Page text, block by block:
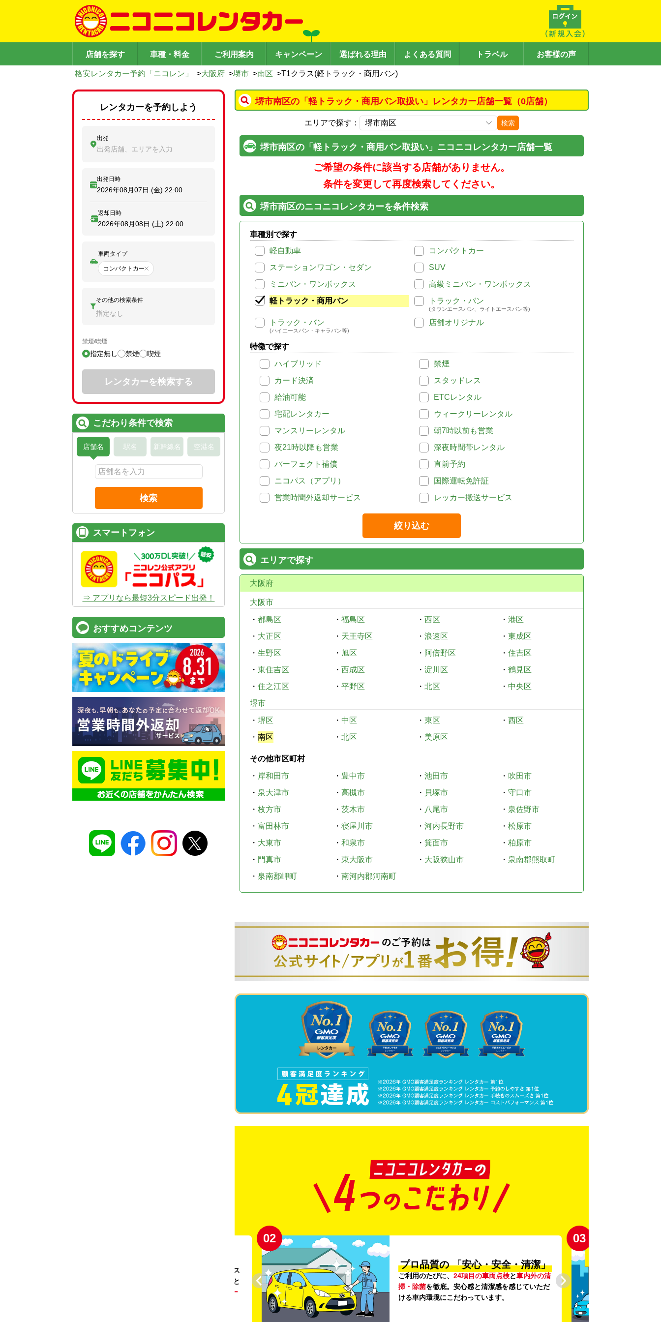
店舗を探す 車種・料金 ご利用案内 キャンペーン 選ばれる理由 よくある質問 トラベル お客様の声
格安レンタカー予約「ニコレン」 >大阪府 >堺市 >南区 >T1クラス(軽トラック・商用バン)
堺市南区の「軽トラック・商用バン取扱い」レンタカー店舗一覧（0店舗）
エリアで探す： 検索
堺市南区の「軽トラック・商用バン取扱い」ニコニコレンタカー店舗一覧
ご希望の条件に該当する店舗がありません。
条件を変更して再度検索してください。
堺市南区のニコニコレンタカーを条件検索
車種別で探す
軽自動車
コンパクトカー
ステーションワゴン・セダン
SUV
ミニバン・ワンボックス
高級ミニバン・ワンボックス
軽トラック・商用バン
トラック・バン
(タウンエースバン、ライトエースバン等)
トラック・バン
(ハイエースバン・キャラバン等)
店舗オリジナル
特徴で探す
ハイブリッド
禁煙
カード決済
スタッドレス
給油可能
ETCレンタル
宅配レンタカー
ウィークリーレンタル
マンスリーレンタル
朝7時以前も営業
夜21時以降も営業
深夜時間帯レンタル
パーフェクト補償
直前予約
ニコパス（アプリ）
国際運転免許証
営業時間外返却サービス
レッカー搬送サービス
絞り込む
エリアで探す
大阪府
大阪市
・ 都島区 ・ 福島区 ・ 西区 ・ 港区
・ 大正区 ・ 天王寺区 ・ 浪速区 ・ 東成区
・ 生野区 ・ 旭区 ・ 阿倍野区 ・ 住吉区
・ 東住吉区 ・ 西成区 ・ 淀川区 ・ 鶴見区
・ 住之江区 ・ 平野区 ・ 北区 ・ 中央区
堺市
・ 堺区 ・ 中区 ・ 東区 ・ 西区
・ 南区 ・ 北区 ・ 美原区
その他市区町村
・ 岸和田市 ・ 豊中市 ・ 池田市 ・ 吹田市
・ 泉大津市 ・ 高槻市 ・ 貝塚市 ・ 守口市
・ 枚方市 ・ 茨木市 ・ 八尾市 ・ 泉佐野市
・ 富田林市 ・ 寝屋川市 ・ 河内長野市 ・ 松原市
・ 大東市 ・ 和泉市 ・ 箕面市 ・ 柏原市
・ 門真市 ・ 東大阪市 ・ 大阪狭山市 ・ 泉南郡熊取町
・ 泉南郡岬町 ・ 南河内郡河南町
。ガソリンス
タンドや整備工場の既存インフラを活用すること
リー
02
プロ品質の 「安心・安全・清潔」
ご利用のたびに、 24項目の車両点検と車内外の清
掃・除菌を徹底。安心感と清潔感を感じていただ
ける車内環境にこだわっています。
03
レンタカーを予約しよう
出発
出発店舗、エリアを入力
出発日時
2026年08月07日 (金) 22:00
返却日時
2026年08月08日 (土) 22:00
車両タイプ
コンパクトカー
その他の検索条件
指定なし
禁煙/喫煙
指定無し 禁煙 喫煙
レンタカーを検索する
こだわり条件で検索
店舗名 駅名 新幹線名 空港名
検索
スマートフォン
⇒ アプリなら最短3分スピード出発！
おすすめコンテンツ